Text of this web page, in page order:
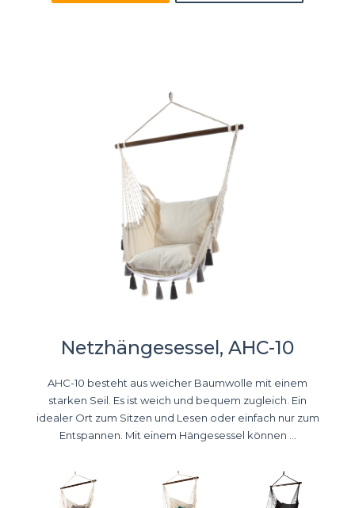
Netzhängesessel, AHC-10
AHC-10 besteht aus weicher Baumwolle mit einem
starken Seil. Es ist weich und bequem zugleich. Ein
idealer Ort zum Sitzen und Lesen oder einfach nur zum
Entspannen. Mit einem Hängesessel können ...